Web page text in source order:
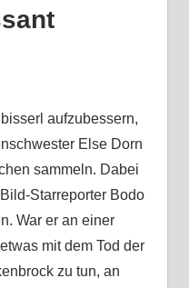
aufzubessern,
Else Dorn
sammeln. Dabei
Starreporter Bodo
War er an einer
mit dem Tod der
zu tun, an